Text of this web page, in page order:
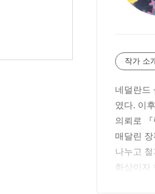
작가 소
네덜란드
였다. 이
의뢰로
매달린
나누고
화상이자